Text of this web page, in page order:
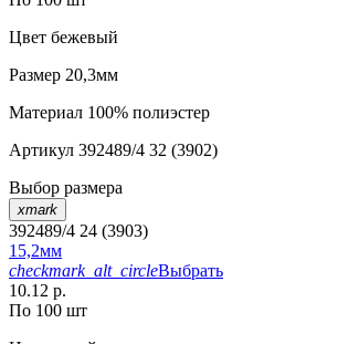
Цвет бежевый
Размер 20,3мм
Материал 100% полиэстер
Артикул 392489/4 32 (3902)
Выбор размера
xmark
392489/4 24 (3903)
15,2мм
checkmark_alt_circleВыбрать
10.12 р.
По 100 шт